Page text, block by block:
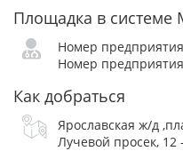
Площадка в системе
Номер
Номер
Как добраться
Ярославская ж/д
Лучевой просек, 12